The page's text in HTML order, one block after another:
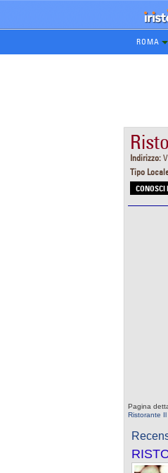
ROMA
Indirizzo:
Tipo
CONOSCI
Pagina
Ristorante